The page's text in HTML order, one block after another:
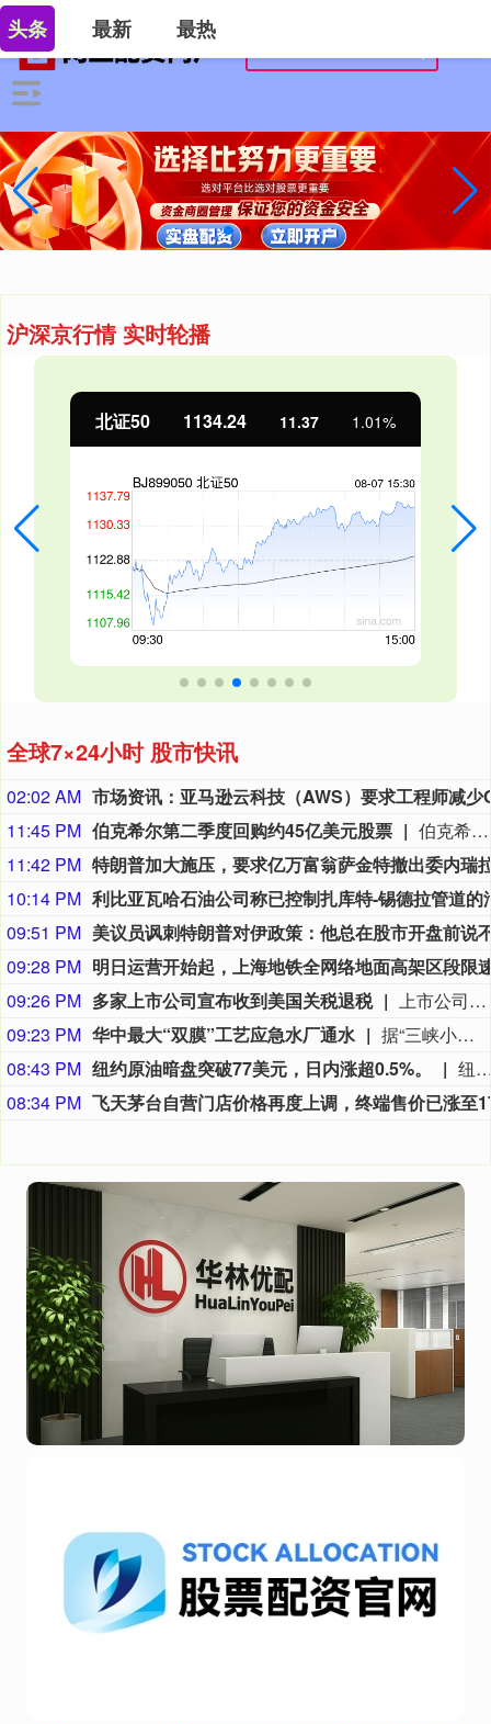
沪深京行情 实时轮播
北证50 1134.24 11.37 1.01%
全球7×24小时 股市快讯
02:02 AM
11:45 PM 伯克希尔第二季度回购约45亿美元股票
伯克希尔第二季度斥资约45亿美元回购自身股票，并在期内买入近200亿美元股票，显示首席执行官阿贝尔正将公司庞大的现金储备更多投入市场。 伯克希尔第一季度开始回购股票，为一年多来的首次。阿贝尔今年早些时候表示，公司重新启动回购，是因为管理层认为股票的“内在价值”高于其市场价格。 CFRA Research分析师Cathy Seifert表示：“投资者会受到回购举措的鼓舞。这也是Greg接掌公司并彰显其主导地位的一种方式。” 此次股票回购为股东带来了自2021年以来规模最大的季度资本回报。伯克希尔第二季度现金储备降至3655亿美元，低于前一季度的约3970亿美元。
11:42 PM
10:14 PM
09:51 PM
09:28 PM
09:26 PM 多家上市公司宣布收到美国关税退税
上市公司公告显示，自7月以来，多家公司宣布已经收到美国关税退税。根据美国最高法院今年2月裁定，《国际紧急经济权力法》不授权总统征收大规模关税。美国国际贸易法院随后下令海关办理相关退款。海关与边境保护局4月20日启动第一阶段退款工作，首批退款于5月11日前后发放。美国海关与边境保护局官员本月4日披露的信息显示，截至7月底，该部门已处理完毕约1000亿美元关税的退款流程并把相关信息提供给财政部用于付款。（中新社）
09:23 PM 华中最大“双膜”工艺应急水厂通水
据“三峡小微”公众号消息，8月8日，由三峡集团所属长江环保集团、武汉市水务集团等共同投资建设的华中地区规模最大的“双膜”工艺应急水厂——武汉梁子湖应急水厂并网通水，标志着武汉市江南区域正式构建起“一江一湖”双水源互为备援、灵活调度的供水新格局，为片区660万市民用水安全提供坚实保障。
08:43 PM 纽约原油暗盘突破77美元，日内涨超0.5%。
纽约原油暗盘突破77美元
08:34 PM
头条 最新 最热